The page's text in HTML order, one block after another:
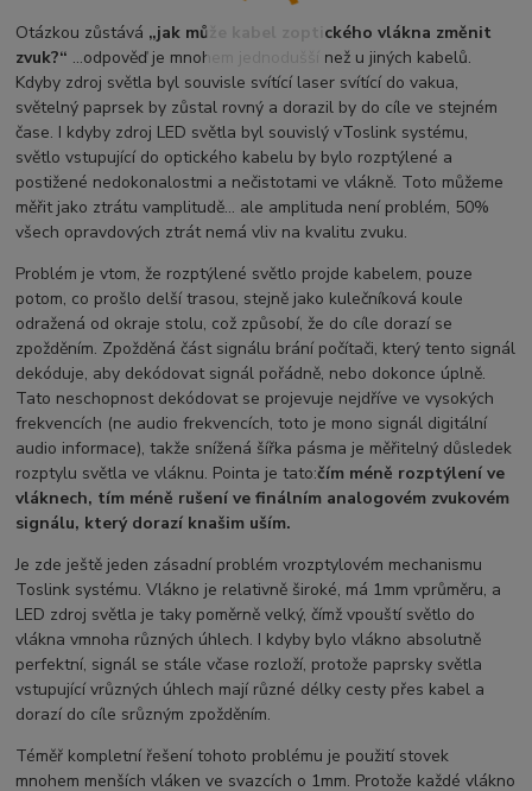
Otázkou zůstává „jak může kabel zoptického vlákna změnit
zvuk?“ …odpověď je mnohem jednodušší než u jiných kabelů.
Kdyby zdroj světla byl souvisle svítící laser svítící do vakua,
světelný paprsek by zůstal rovný a dorazil by do cíle ve stejném
čase. I kdyby zdroj LED světla byl souvislý vToslink systému,
světlo vstupující do optického kabelu by bylo rozptýlené a
postižené nedokonalostmi a nečistotami ve vlákně. Toto můžeme
měřit jako ztrátu vamplitudě… ale amplituda není problém, 50%
všech opravdových ztrát nemá vliv na kvalitu zvuku.
Problém je vtom, že rozptýlené světlo projde kabelem, pouze
potom, co prošlo delší trasou, stejně jako kulečníková koule
odražená od okraje stolu, což způsobí, že do cíle dorazí se
zpožděním. Zpožděná část signálu brání počítači, který tento signál
dekóduje, aby dekódovat signál pořádně, nebo dokonce úplně.
Tato neschopnost dekódovat se projevuje nejdříve ve vysokých
frekvencích (ne audio frekvencích, toto je mono signál digitální
audio informace), takže snížená šířka pásma je měřitelný důsledek
rozptylu světla ve vláknu. Pointa je tato:čím méně rozptýlení ve
vláknech, tím méně rušení ve finálním analogovém zvukovém
signálu, který dorazí knašim uším.
Je zde ještě jeden zásadní problém vrozptylovém mechanismu
Toslink systému. Vlákno je relativně široké, má 1mm vprůměru, a
LED zdroj světla je taky poměrně velký, čímž vpouští světlo do
vlákna vmnoha různých úhlech. I kdyby bylo vlákno absolutně
perfektní, signál se stále včase rozloží, protože paprsky světla
vstupující vrůzných úhlech mají různé délky cesty přes kabel a
dorazí do cíle srůzným zpožděním.
Téměř kompletní řešení tohoto problému je použití stovek
mnohem menších vláken ve svazcích o 1mm. Protože každé vlákno